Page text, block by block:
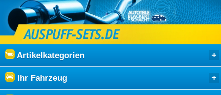
Artikelkategorien
Ihr Fahrzeug